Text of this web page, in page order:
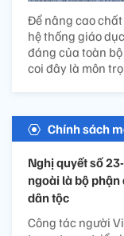
Để nâng cao
hệ thống giáo
đáng của toàn
coi đây là môn
Chính sách
Nghị quyết số
ngoài là bộ
dân tộc
Công tác người